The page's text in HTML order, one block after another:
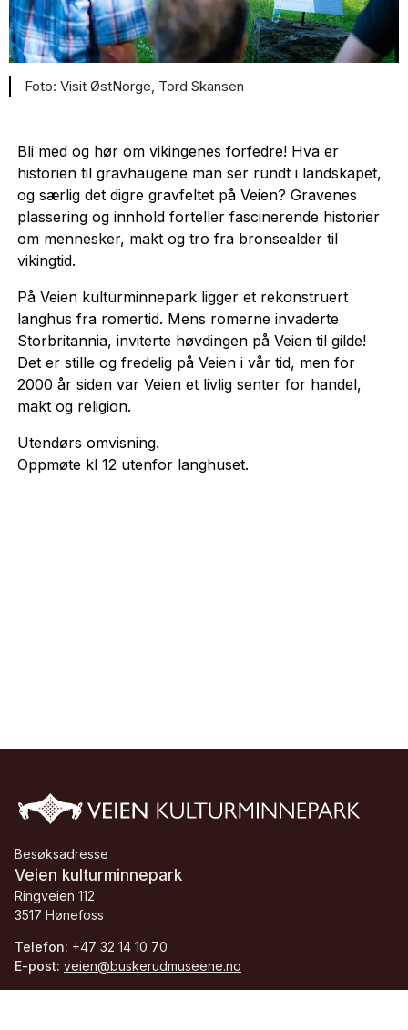
Visit ØstNorge, Tord Skansen
Bli med og hør om vikingenes forfedre! Hva er
historien til gravhaugene man ser rundt i landskapet,
og særlig det digre gravfeltet på Veien? Gravenes
plassering og innhold forteller fascinerende historier
om mennesker, makt og tro fra bronsealder til
vikingtid.
På Veien kulturminnepark ligger et rekonstruert
langhus fra romertid. Mens romerne invaderte
Storbritannia, inviterte høvdingen på Veien til gilde!
Det er stille og fredelig på Veien i vår tid, men for
2000 år siden var Veien et livlig senter for handel,
makt og religion.
Utendørs omvisning.
Oppmøte kl 12 utenfor langhuset.
Besøksadresse
Veien kulturminnepark
Ringveien 112
3517 Hønefoss
Telefon: +47 32 14 10 70
E-post: veien@buskerudmuseene.no